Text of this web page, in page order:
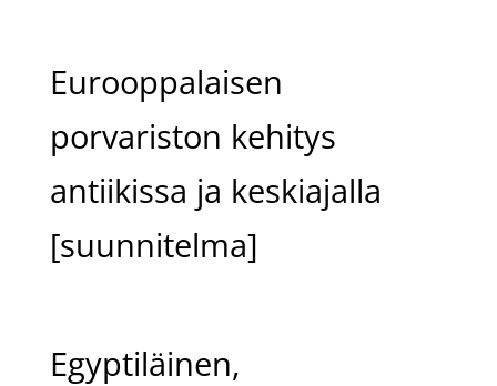
Eurooppalaisen
porvariston kehitys
antiikissa ja keskiajalla
[suunnitelma]
Egyptiläinen,